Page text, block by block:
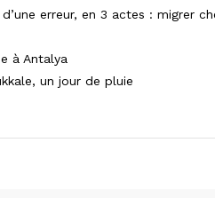
erreur, en 3 actes : migrer
à Antalya
un jour de pluie